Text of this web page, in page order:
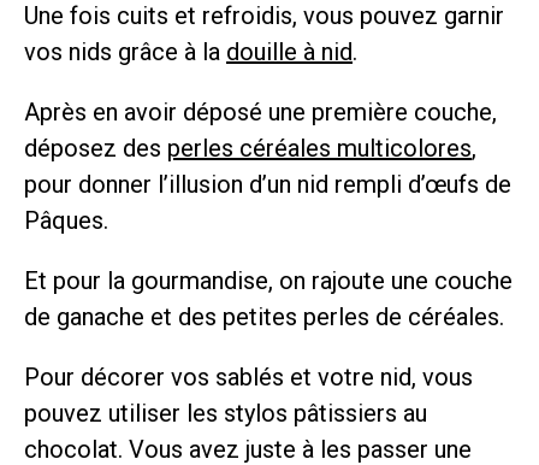
Une fois cuits et refroidis, vous pouvez garnir
vos nids grâce à la douille à nid.
Après en avoir déposé une première couche,
déposez des perles céréales multicolores,
pour donner l’illusion d’un nid rempli d’œufs de
Pâques.
Et pour la gourmandise, on rajoute une couche
de ganache et des petites perles de céréales.
Pour décorer vos sablés et votre nid, vous
pouvez utiliser les stylos pâtissiers au
chocolat. Vous avez juste à les passer une